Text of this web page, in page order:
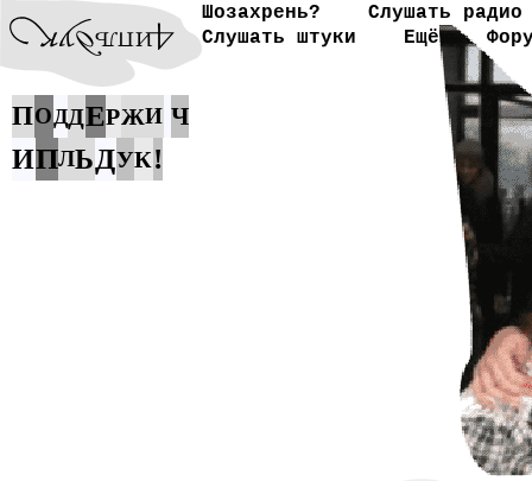
Шозахрень?
Слушать радио
Слушать штуки
Ещё
ПОДДЕРЖИ Ч
ИПЛЬДУК!